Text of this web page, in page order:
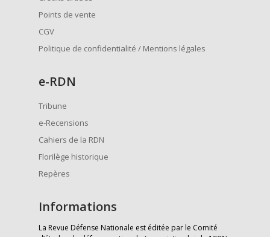
Points de vente
CGV
Politique de confidentialité / Mentions légales
e-RDN
Tribune
e-Recensions
Cahiers de la RDN
Florilège historique
Repères
Informations
La Revue Défense Nationale est éditée par le Comité